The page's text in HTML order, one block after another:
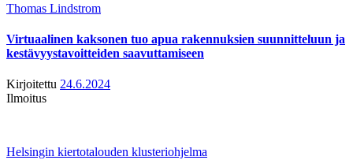
Thomas Lindstrom
Virtuaalinen kaksonen tuo apua rakennuksien suunnitteluun ja
kestävyystavoitteiden saavuttamiseen
Kirjoitettu 24.6.2024
Ilmoitus
Helsingin kiertotalouden klusteriohjelma